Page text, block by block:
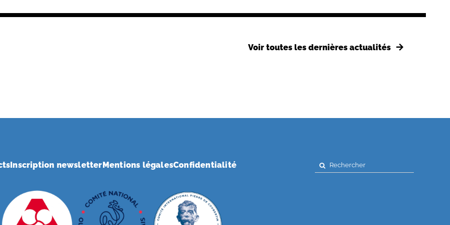
Voir toutes les dernières actualités
Inscription newsletterMentions légalesConfidentialité
Search
for: